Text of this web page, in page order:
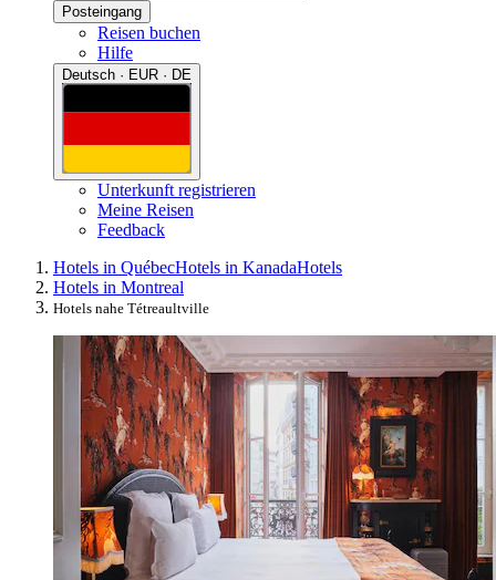
Posteingang
Reisen buchen
Hilfe
Deutsch · EUR · DE
Unterkunft registrieren
Meine Reisen
Feedback
Hotels in QuébecHotels in KanadaHotels
Hotels in Montreal
Hotels nahe Tétreaultville